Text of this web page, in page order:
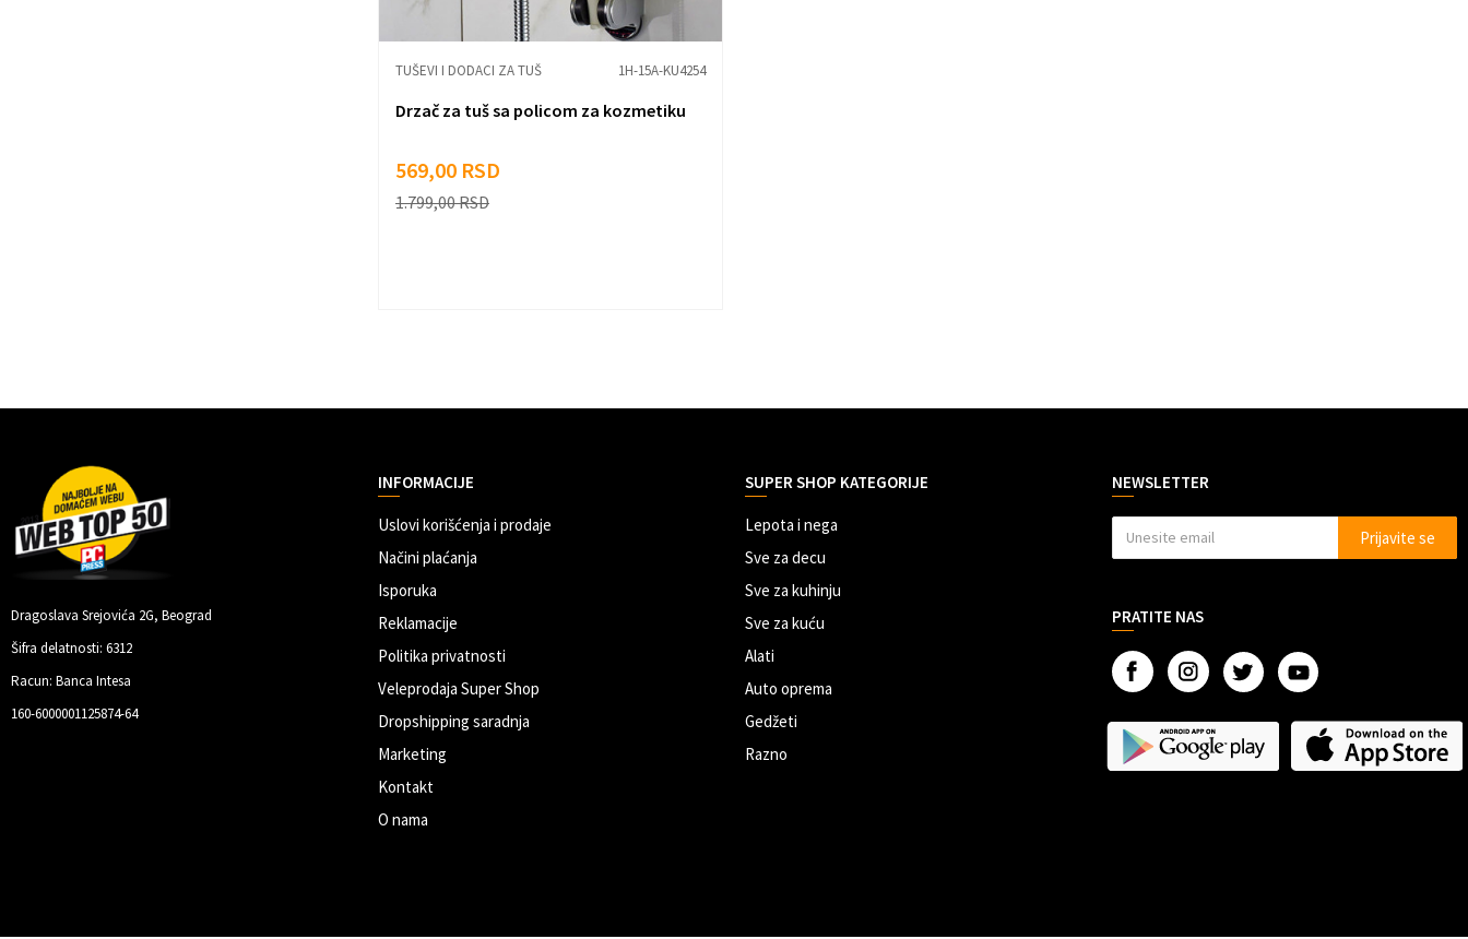
TUŠEVI I DODACI ZA TUŠ 1H-15A-KU4254
Drzač za tuš sa policom za kozmetiku
569,00 RSD
1.799,00RSD
Dragoslava Srejovića 2G, Beograd
Šifra delatnosti: 6312
Racun: Banca Intesa
160-6000001125874-64
INFORMACIJE
Uslovi korišćenja i prodaje
Načini plaćanja
Isporuka
Reklamacije
Politika privatnosti
Veleprodaja Super Shop
Dropshipping saradnja
Marketing
Kontakt
O nama
SUPER SHOP KATEGORIJE
Lepota i nega
Sve za decu
Sve za kuhinju
Sve za kuću
Alati
Auto oprema
Gedžeti
Razno
NEWSLETTER
Prijavite se
PRATITE NAS